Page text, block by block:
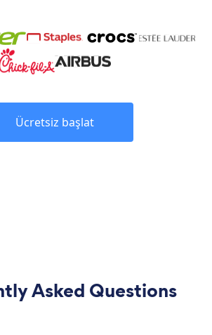
Ücretsiz başlat
Asked Questions